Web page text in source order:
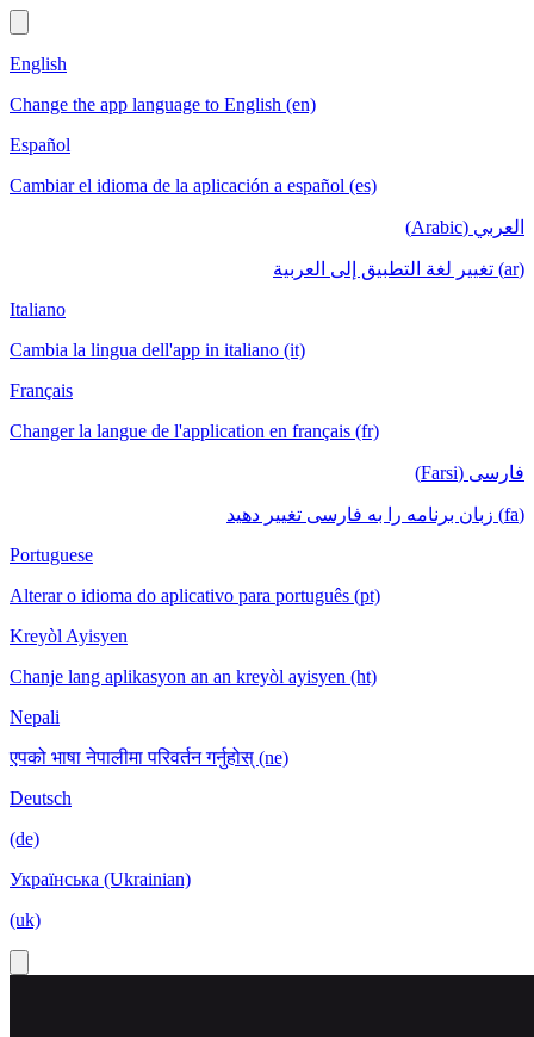
English
Change the app language to English (en)
Español
Cambiar el idioma de la aplicación a español (es)
العربي (Arabic)
(ar) تغيير لغة التطبيق إلى العربية
Italiano
Cambia la lingua dell'app in italiano (it)
Français
Changer la langue de l'application en français (fr)
فارسی (Farsi)
(fa) زبان برنامه را به فارسی تغییر دهید
Portuguese
Alterar o idioma do aplicativo para português (pt)
Kreyòl Ayisyen
Chanje lang aplikasyon an an kreyòl ayisyen (ht)
Nepali
एपको भाषा नेपालीमा परिवर्तन गर्नुहोस् (ne)
Deutsch
(de)
Українська (Ukrainian)
(uk)